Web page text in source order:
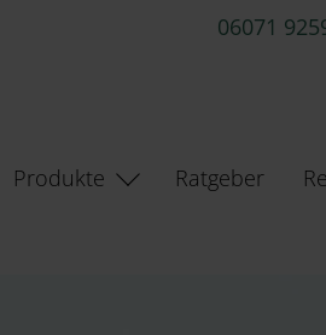
06071
Produkte
Ratgeber